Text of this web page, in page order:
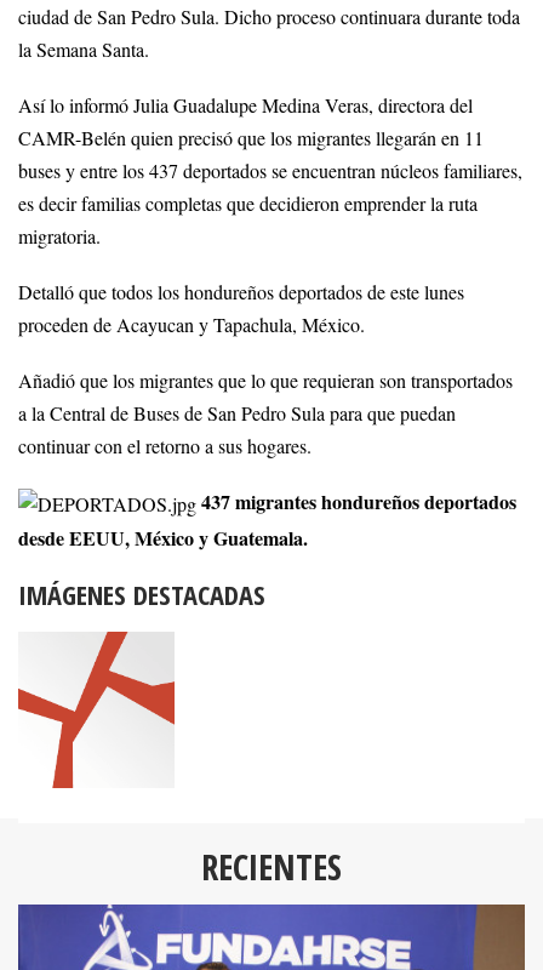
ciudad de San Pedro Sula. Dicho proceso continuara durante toda
la Semana Santa.
Así lo informó Julia Guadalupe Medina Veras, directora del
CAMR-Belén quien precisó que los migrantes llegarán en 11
buses y entre los 437 deportados se encuentran núcleos familiares,
es decir familias completas que decidieron emprender la ruta
migratoria.
Detalló que todos los hondureños deportados de este lunes
proceden de Acayucan y Tapachula, México.
Añadió que los migrantes que lo que requieran son transportados
a la Central de Buses de San Pedro Sula para que puedan
continuar con el retorno a sus hogares.
437 migrantes hondureños deportados
desde EEUU, México y Guatemala.
IMÁGENES DESTACADAS
RECIENTES